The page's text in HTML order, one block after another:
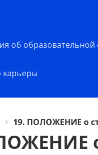
об образовательной
карьеры
19. ПОЛОЖЕНИЕ о